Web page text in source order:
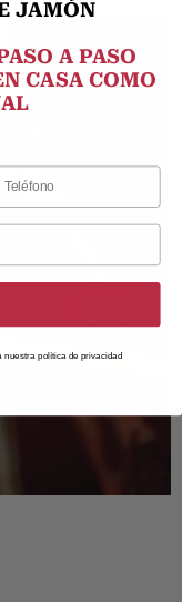
JAMÓN
A PASO
CASA COMO
nuestra política de privacidad